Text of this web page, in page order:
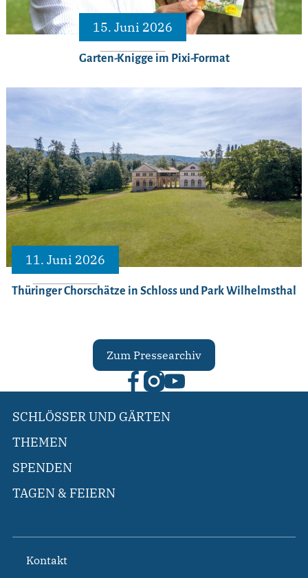
15. Juni 2026
Garten-Knigge im Pixi-Format
11. Juni 2026
Thüringer Chorschätze in Schloss und Park Wilhelmsthal
Zum Pressearchiv
SCHLÖSSER UND GÄRTEN
THEMEN
SPENDEN
TAGEN & FEIERN
Kontakt